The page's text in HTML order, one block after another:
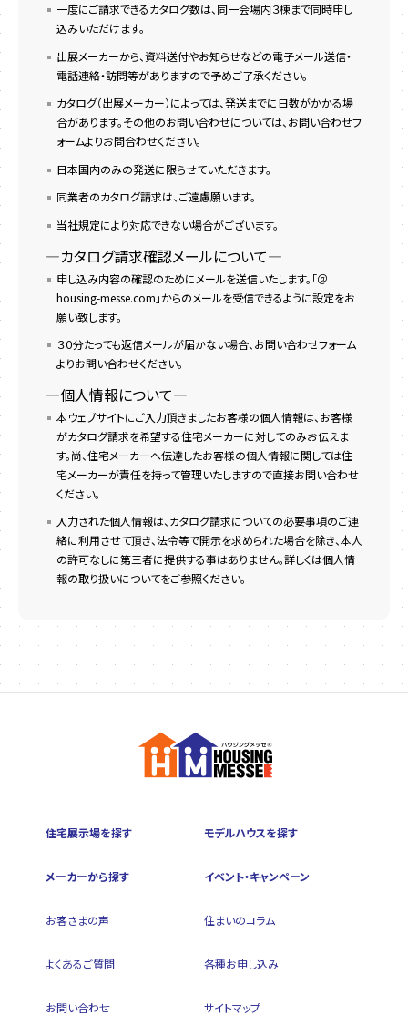
一度にご請求できるカタログ数は、同一会場内３棟まで同時申し
込みいただけます。
出展メーカーから、資料送付やお知らせなどの電子メール送信・
電話連絡・訪問等がありますので予めご了承ください。
カタログ（出展メーカー）によっては、発送までに日数がかかる場
合があります。その他のお問い合わせについては、お問い合わせフ
ォームよりお問合わせください。
日本国内のみの発送に限らせていただきます。
同業者のカタログ請求は、ご遠慮願います。
当社規定により対応できない場合がございます。
―カタログ請求確認メールについて―
申し込み内容の確認のためにメールを送信いたします。「＠
housing-messe.com」からのメールを受信できるように設定をお
願い致します。
３０分たっても返信メールが届かない場合、お問い合わせフォーム
よりお問い合わせください。
―個人情報について―
本ウェブサイトにご入力頂きましたお客様の個人情報は、お客様
がカタログ請求を希望する住宅メーカーに対してのみお伝えま
す。尚、住宅メーカーへ伝達したお客様の個人情報に関しては住
宅メーカーが責任を持って管理いたしますので直接お問い合わせ
ください。
入力された個人情報は、カタログ請求についての必要事項のご連
絡に利用させて頂き、法令等で開示を求められた場合を除き、本人
の許可なしに第三者に提供する事はありません。詳しくは個人情
報の取り扱いについてをご参照ください。
住宅展示場を探す モデルハウスを探す
メーカーから探す イベント・キャンペーン
お客さまの声 住まいのコラム
よくあるご質問 各種お申し込み
お問い合わせ サイトマップ